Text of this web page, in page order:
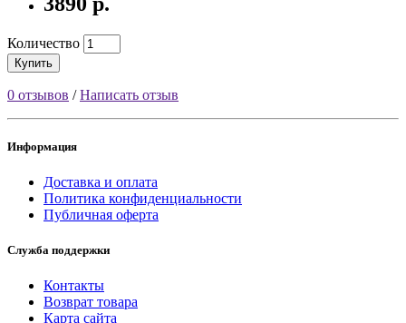
Количество
Купить
0 отзывов /Написать отзыв
Информация
Доставка и оплата
Политика конфиденциальности
Публичная оферта
Служба поддержки
Контакты
Возврат товара
Карта сайта